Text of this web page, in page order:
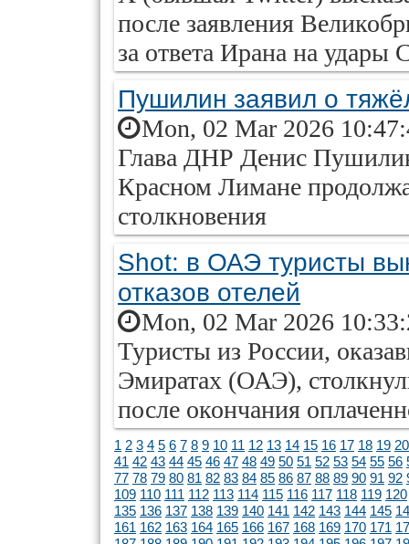
после заявления
за ответа Ирана на
Пушилин заявил о
Mon, 02 Mar 2026
Глава ДНР Денис
Красном Лимане
столкновения
Shot: в ОАЭ туристы
отказов отелей
Mon, 02 Mar 2026
Туристы из России,
Эмиратах (ОАЭ),
после окончания
1 2 3 4 5 6 7 8 9 10 11 12 13 14 15 16 17 18 19 20
41 42 43 44 45 46 47 48 49 50 51 52 53 54 55 56
77 78 79 80 81 82 83 84 85 86 87 88 89 90 91 92
109 110 111 112 113 114 115 116 117 118 119 120
135 136 137 138 139 140 141 142 143 144 145
161 162 163 164 165 166 167 168 169 170 171